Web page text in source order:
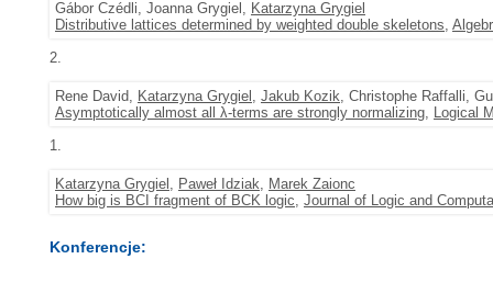
Gábor Czédli, Joanna Grygiel, Katarzyna Grygiel
Distributive lattices determined by weighted double skeletons,
2.
Rene David, Katarzyna Grygiel , Jakub Kozik, Christophe Raffalli,
Asymptotically almost all λ-terms are strongly normalizing, Logical
1.
Katarzyna Grygiel , Paweł Idziak, Marek Zaionc
How big is BCI fragment of BCK logic, Journal of Logic and
Konferencje: